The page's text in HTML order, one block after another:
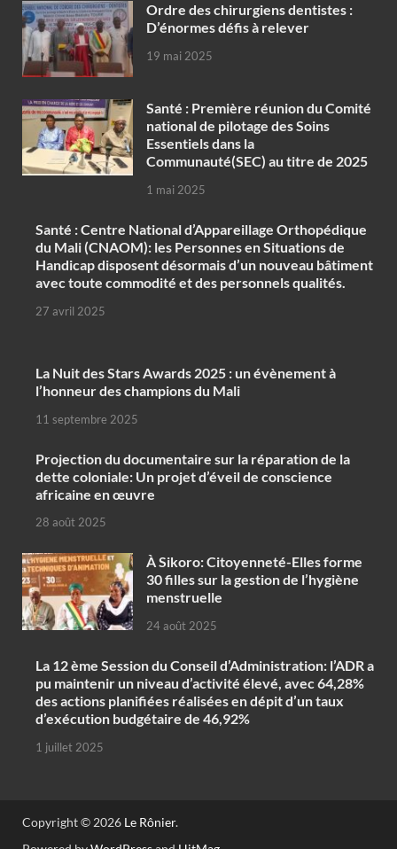
Ordre des chirurgiens dentistes :
D’énormes défis à relever
19 mai 2025
Santé : Première réunion du Comité
national de pilotage des Soins
Essentiels dans la
Communauté(SEC) au titre de 2025
1 mai 2025
Santé : Centre National d’Appareillage Orthopédique
du Mali (CNAOM): les Personnes en Situations de
Handicap disposent désormais d’un nouveau bâtiment
avec toute commodité et des personnels qualités.
27 avril 2025
‎La Nuit des Stars Awards 2025 : un évènement à
l’honneur des champions du Mali
11 septembre 2025
Projection du documentaire sur la réparation de la
dette coloniale: Un projet d’éveil de conscience
africaine en œuvre‎
28 août 2025
À Sikoro: Citoyenneté-Elles forme
30 filles sur la gestion de l’hygiène
menstruelle
24 août 2025
La 12 ème Session du Conseil d’Administration: l’ADR a
pu maintenir un niveau d’activité élevé, avec 64,28%
des actions planifiées réalisées en dépit d’un taux
d’exécution budgétaire de 46,92%
1 juillet 2025
Copyright © 2026 Le Rônier.